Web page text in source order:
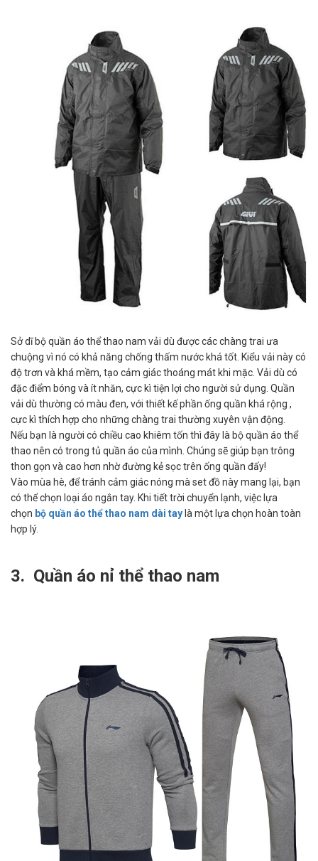
Sở dĩ bộ quần áo thể thao nam vải dù được các chàng trai ưa
chuộng vì nó có khả năng chống thấm nước khá tốt. Kiểu vải này có
độ trơn và khá mềm, tạo cảm giác thoáng mát khi mặc. Vải dù có
đặc điểm bóng và ít nhăn, cực kì tiện lợi cho người sử dụng. Quần
vải dù thường có màu đen, với thiết kế phần ống quần khá rộng ,
cực kì thích hợp cho những chàng trai thường xuyên vận động.
Nếu bạn là người có chiều cao khiêm tốn thì đây là bộ quần áo thể
thao nên có trong tủ quần áo của mình. Chúng sẽ giúp bạn trông
thon gọn và cao hơn nhờ đường kẻ sọc trên ống quần đấy!
Vào mùa hè, để tránh cảm giác nóng mà set đồ này mang lại, bạn
có thể chọn loại áo ngắn tay. Khi tiết trời chuyển lạnh, việc lựa
chọn bộ quần áo thể thao nam dài tay là một lựa chọn hoàn toàn
hợp lý.
3. Quần áo nỉ thể thao nam